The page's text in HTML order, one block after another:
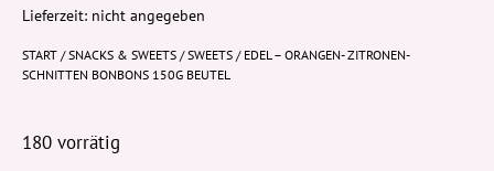
Lieferzeit: nicht angegeben
START /SNACKS & SWEETS /SWEETS / EDEL – ORANGEN- ZITRONEN-
SCHNITTEN BONBONS 150G BEUTEL
180 vorrätig